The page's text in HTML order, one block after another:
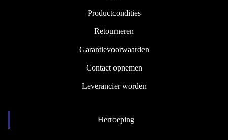
Productcondities
Retourneren
Garantievoorwaarden
Contact opnemen
Leverancier worden
Herroeping